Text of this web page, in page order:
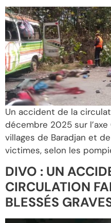
Un accident de la
décembre 2025 sur
villages de Baradjan et
victimes, selon les
DIVO : UN
CIRCULATION
BLESSÉS